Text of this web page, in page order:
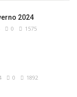
2024
0 1575
0 1892